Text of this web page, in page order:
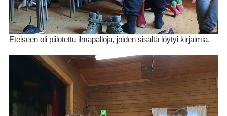
Eteiseen oli piilotettu ilmapalloja, joiden sisältä löytyi kirjaimia.